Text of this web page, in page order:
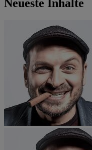
Neueste Inhalte